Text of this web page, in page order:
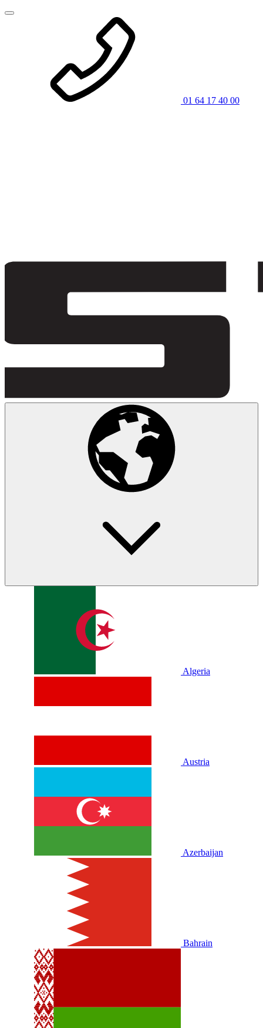
01 64 17 40 00
Algeria
Austria
Azerbaijan
Bahrain